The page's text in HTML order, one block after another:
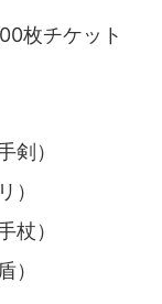
枚チケット
剣）
）
杖）
）